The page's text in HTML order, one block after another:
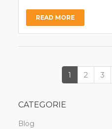
READ MORE
1 2 3
CATEGORIE
Blog